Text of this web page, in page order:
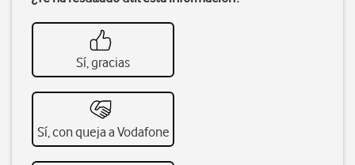
Sí, gracias
Sí, con queja a Vodafone